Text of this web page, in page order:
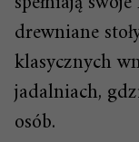
drewniane
klasycznych
jadalniach,
osób.